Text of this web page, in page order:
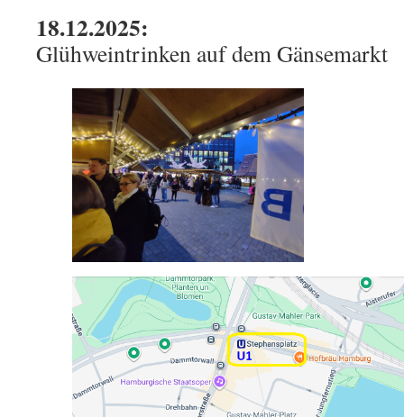
18.12.2025:
Glühweintrinken auf dem Gänsemarkt